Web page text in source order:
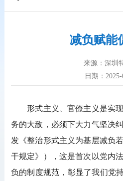
减负赋能
来源：深圳
日期：
形式主义、官僚主义是实现
务的大敌，必须下大力气坚决
发《整治形式主义为基层减负
干规定》），这是首次以党内
负的制度规范，彰显了我们党